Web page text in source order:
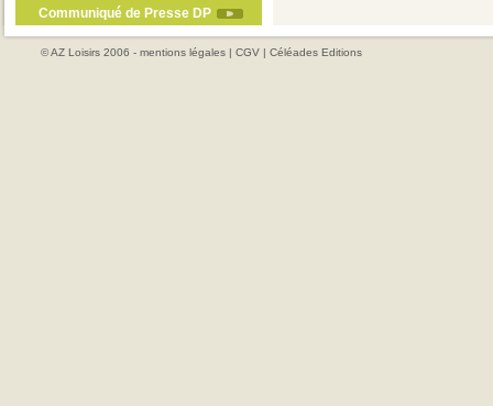
Communiqué de Presse DP
© AZ Loisirs 2006 - mentions légales | CGV | Céléades Editions